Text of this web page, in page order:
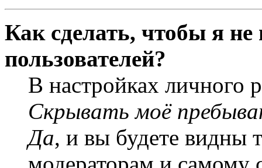
Как сделать, чтобы я
пользователей?
В настройках личного
Скрывать моё
Да, и вы будете видны